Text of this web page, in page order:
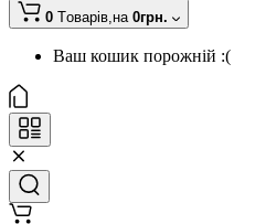
0 Tоварів,на 0грн.
Ваш кошик порожній :(